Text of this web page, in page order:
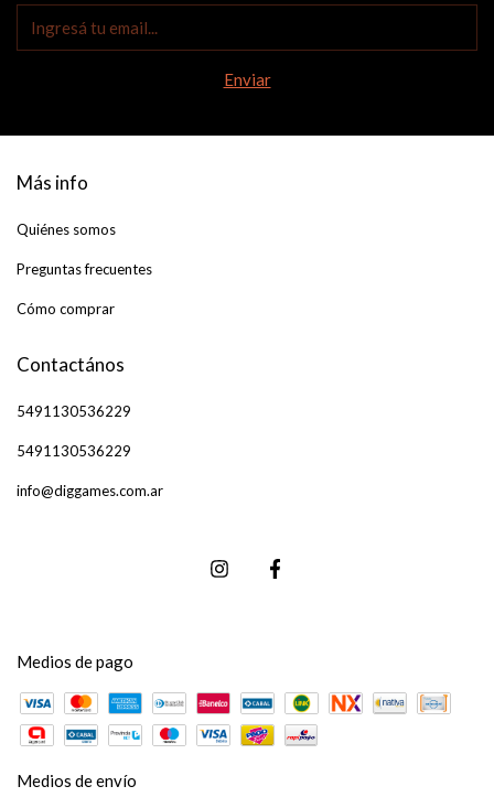
Más info
Quiénes somos
Preguntas frecuentes
Cómo comprar
Contactános
5491130536229
5491130536229
info@diggames.com.ar
Medios de pago
Medios de envío